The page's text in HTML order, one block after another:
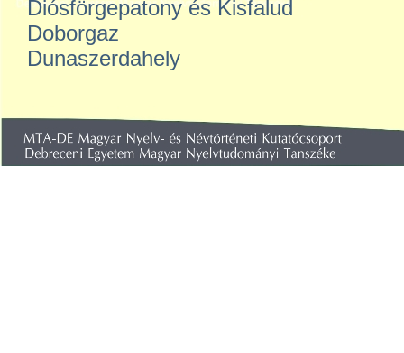
Diósförgepatony és Kisfalud
Doborgaz
Dunaszerdahely